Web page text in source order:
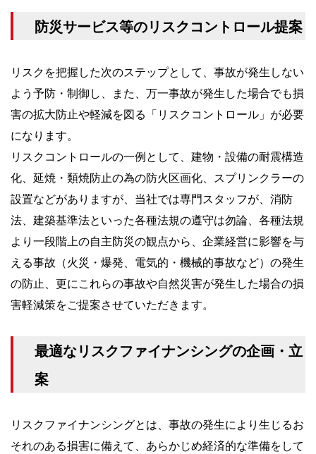
防災サービス等のリスクコントロール提案
リスクを把握した次のステップとして、事故が発生しない
よう予防・制御し、また、万一事故が発生した場合でも損
害の拡大防止や軽減を図る「リスクコントロール」が必要
になります。
リスクコントロールの一例として、建物・設備の耐震構造
化、延焼・類焼防止の為の防火区画化、スプリンクラーの
設置などがありますが、当社では専門スタッフが、消防
法、建築基準法といった各種法規の遵守は勿論、各種法規
より一段階上の自主防災の観点から、企業経営に影響を与
える事故（火災・爆発、電気的・機械的事故など）の発生
の防止、更にこれらの事故や自然災害が発生した場合の損
害軽減策をご提案させていただきます。
最適なリスクファイナンシングの企画・立
案
リスクファイナンシングとは、事故の発生により生じるお
それのある損害に備えて、あらかじめ経済的な準備をして